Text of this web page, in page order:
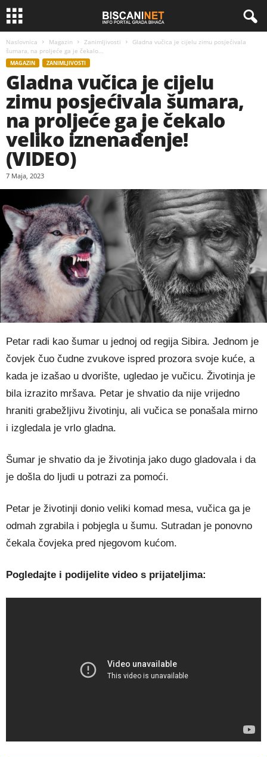
Naslovnica Magazin Zanimljivosti
Gladna vučica je cijelu zimu posjećivala
šumara, na proljeće ga je čekalo...
MAGAZIN ZANIMLJIVOSTI
Gladna vučica je cijelu
zimu posjećivala šumara,
na proljeće ga je čekalo
veliko iznenađenje!
(VIDEO)
7 Maja, 2023
Petar radi kao šumar u jednoj od regija Sibira. Jednom je
čovjek čuo čudne zvukove ispred prozora svoje kuće, a
kada je izašao u dvorište, ugledao je vučicu. Životinja je
bila izrazito mršava. Petar je shvatio da nije vrijedno
hraniti grabežljivu životinju, ali vučica se ponašala mirno
i izgledala je vrlo gladna.
Šumar je shvatio da je životinja jako dugo gladovala i da
je došla do ljudi u potrazi za pomoći.
Petar je životinji donio veliki komad mesa, vučica ga je
odmah zgrabila i pobjegla u šumu. Sutradan je ponovno
čekala čovjeka pred njegovom kućom.
Pogledajte i podijelite video s prijateljima: